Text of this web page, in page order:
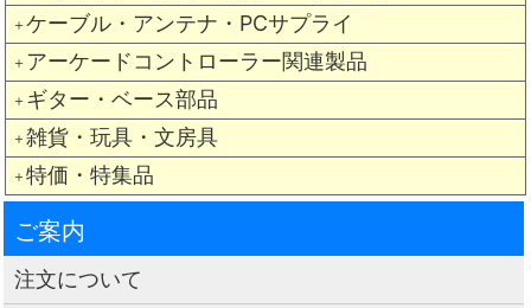
＋ ケーブル・アンテナ・PCサプライ
＋ アーケードコントローラー関連製品
＋ ギター・ベース部品
＋ 雑貨・玩具・文房具
＋ 特価・特集品
ご案内
注文について